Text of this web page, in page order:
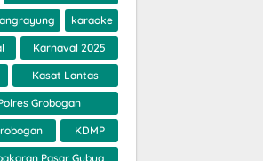
karaoke
Karnaval 2025
Kasat Lantas
Grobogan
KDMP
Pasar Gubug